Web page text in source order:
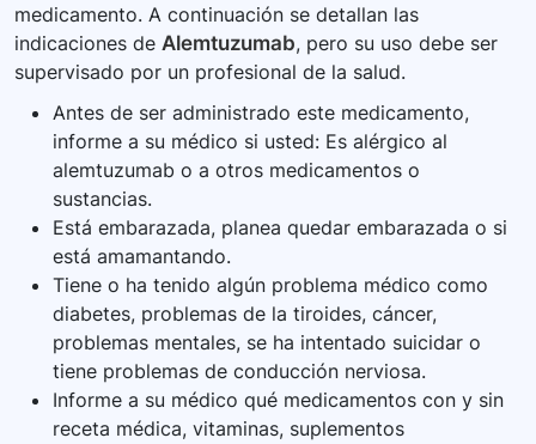
medicamento. A continuación se detallan las
indicaciones de Alemtuzumab, pero su uso debe ser
supervisado por un profesional de la salud.
Antes de ser administrado este medicamento,
informe a su médico si usted: Es alérgico al
alemtuzumab o a otros medicamentos o
sustancias.
Está embarazada, planea quedar embarazada o si
está amamantando.
Tiene o ha tenido algún problema médico como
diabetes, problemas de la tiroides, cáncer,
problemas mentales, se ha intentado suicidar o
tiene problemas de conducción nerviosa.
Informe a su médico qué medicamentos con y sin
receta médica, vitaminas, suplementos